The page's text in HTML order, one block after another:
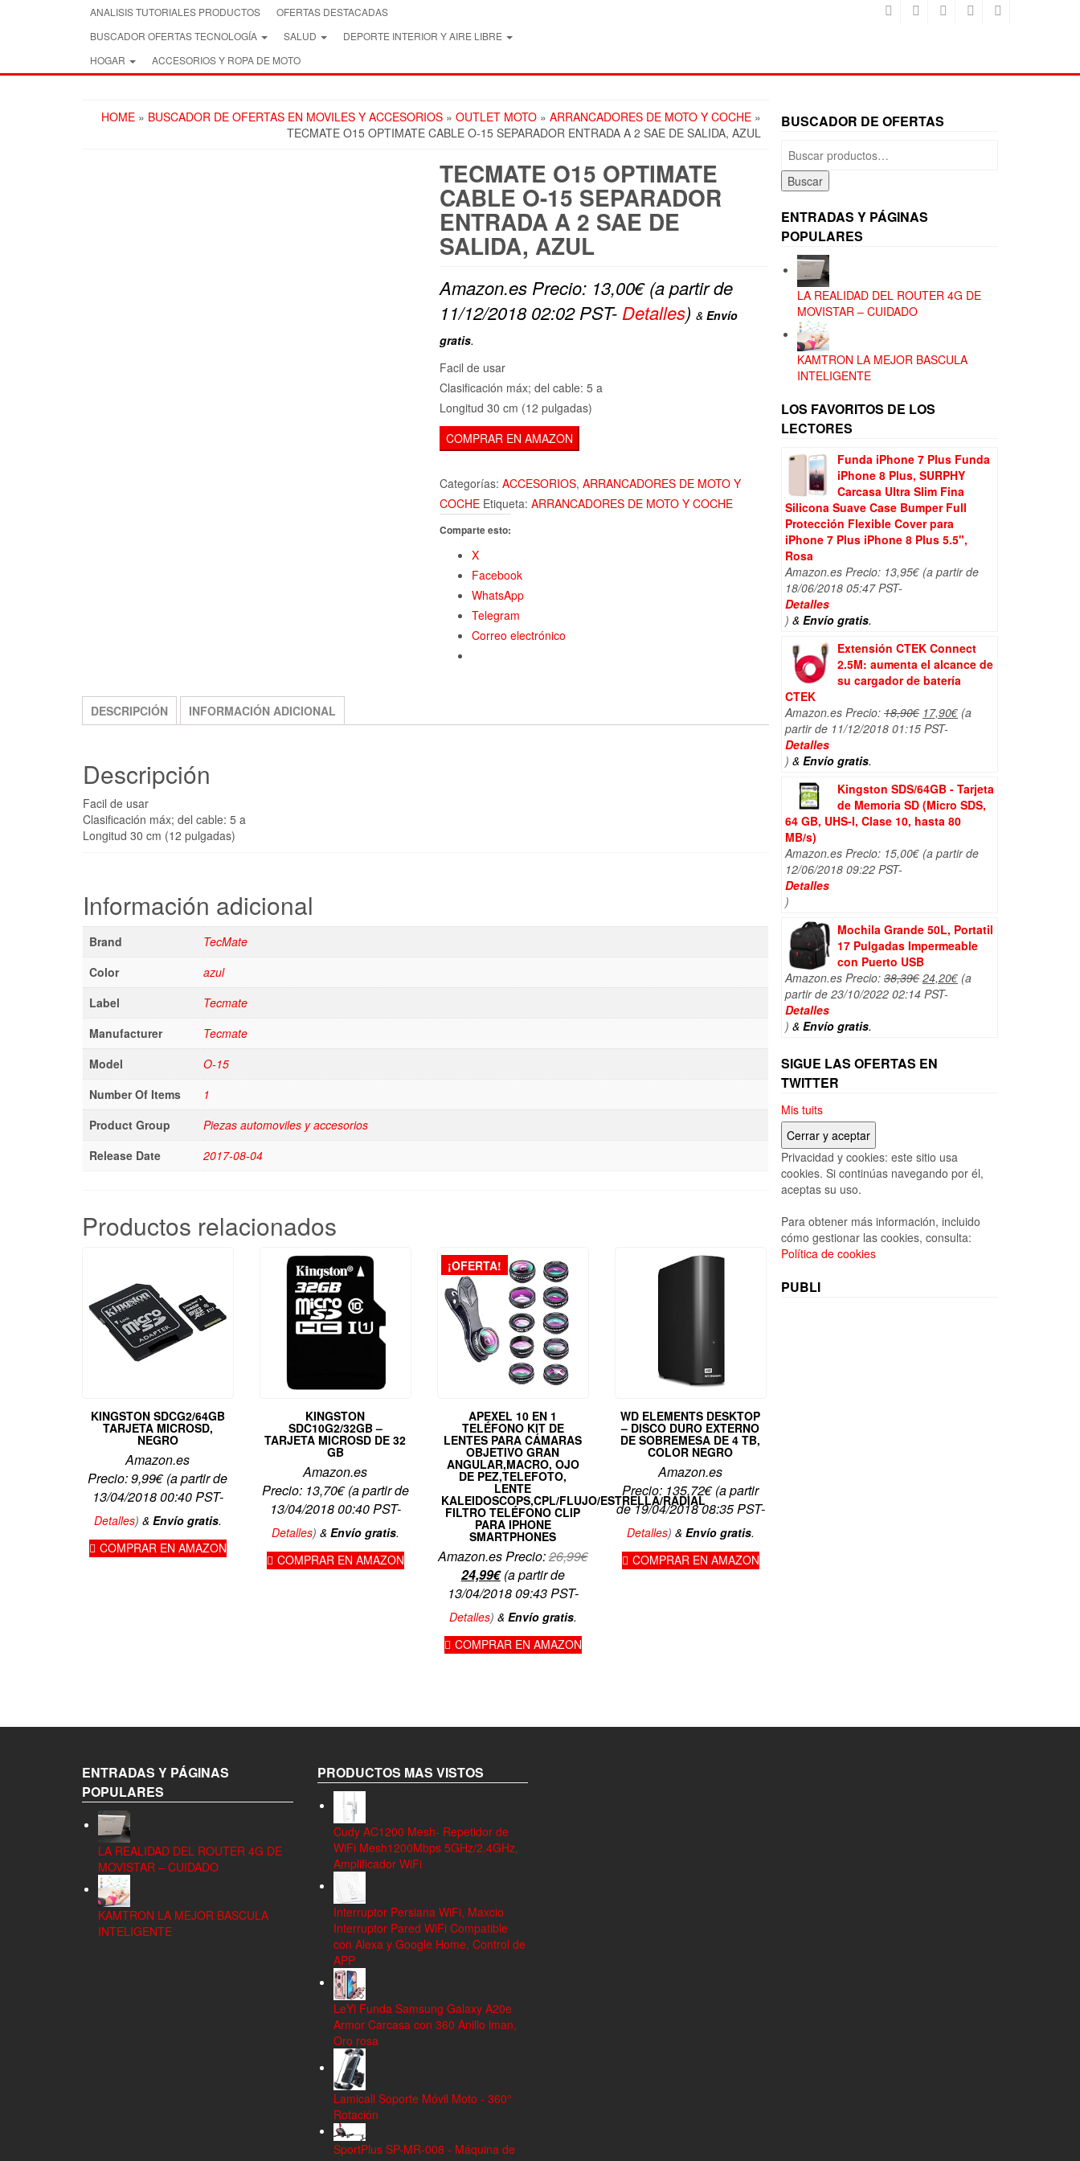
ANALISIS TUTORIALES PRODUCTOS
OFERTAS DESTACADAS
BUSCADOR OFERTAS TECNOLOGÍA
SALUD
DEPORTE INTERIOR Y AIRE LIBRE
HOGAR
ACCESORIOS Y ROPA DE MOTO
HOME » BUSCADOR DE OFERTAS EN MOVILES Y ACCESORIOS » OUTLET MOTO » ARRANCADORES DE MOTO Y COCHE »
TECMATE O15 OPTIMATE CABLE O-15 SEPARADOR ENTRADA A 2 SAE DE SALIDA, AZUL
TECMATE O15 OPTIMATE
CABLE O-15 SEPARADOR
ENTRADA A 2 SAE DE
SALIDA, AZUL
Amazon.es Precio: 13,00€(a partir de
11/12/2018 02:02 PST- Detalles) & Envío
gratis.
Facil de usar
Clasificación máx; del cable: 5 a
Longitud 30 cm (12 pulgadas)
COMPRAR EN AMAZON
Categorías: ACCESORIOS, ARRANCADORES DE MOTO Y
COCHE Etiqueta: ARRANCADORES DE MOTO Y COCHE
Comparte esto:
X
Facebook
WhatsApp
Telegram
Correo electrónico
DESCRIPCIÓN INFORMACIÓN ADICIONAL
Descripción
Facil de usar
Clasificación máx; del cable: 5 a
Longitud 30 cm (12 pulgadas)
Información adicional
Brand
TecMate
Color
azul
Label
Tecmate
Manufacturer
Tecmate
Model
O-15
Number Of Items
1
Product Group
Piezas automoviles y accesorios
Release Date
2017-08-04
Productos relacionados
KINGSTON SDCG2/64GB
TARJETA MICROSD,
NEGRO
Amazon.es
Precio:9,99€(a partir de
13/04/2018 00:40 PST-
Detalles) & Envío gratis.
COMPRAR EN AMAZON
KINGSTON
SDC10G2/32GB –
TARJETA MICROSD DE 32
GB
Amazon.es
Precio: 13,70€(a partir de
13/04/2018 00:40 PST-
Detalles) & Envío gratis.
COMPRAR EN AMAZON
¡OFERTA!
APEXEL 10 EN 1
TELÉFONO KIT DE
LENTES PARA CÁMARAS
OBJETIVO GRAN
ANGULAR,MACRO, OJO
DE PEZ,TELEFOTO,
LENTE
KALEIDOSCOPS,CPL/FLUJO/ESTRELLA/RADIAL
FILTRO TELÉFONO CLIP
PARA IPHONE
SMARTPHONES
Amazon.es Precio:26,99€
El
precio
original
26,99€.
24,99€El
precio
actual
24,99€.
(a partir de
13/04/2018 09:43 PST-
Detalles) & Envío gratis.
COMPRAR EN AMAZON
WD ELEMENTS DESKTOP
– DISCO DURO EXTERNO
DE SOBREMESA DE 4 TB,
COLOR NEGRO
Amazon.es
Precio: 135,72€(a partir
de 19/04/2018 08:35 PST-
Detalles) & Envío gratis.
COMPRAR EN AMAZON
BUSCADOR DE OFERTAS
Buscar
por:
Buscar
ENTRADAS Y PÁGINAS
POPULARES
LA REALIDAD DEL ROUTER 4G DE
MOVISTAR – CUIDADO
KAMTRON LA MEJOR BASCULA
INTELIGENTE
LOS FAVORITOS DE LOS
LECTORES
Funda iPhone 7 Plus Funda
iPhone 8 Plus, SURPHY
Carcasa Ultra Slim Fina
Silicona Suave Case Bumper Full
Protección Flexible Cover para
iPhone 7 Plus iPhone 8 Plus 5.5",
Rosa
Amazon.es Precio: 13,95€ (a partir de
18/06/2018 05:47 PST-
Detalles
) & Envío gratis.
Extensión CTEK Connect
2.5M: aumenta el alcance de
su cargador de batería
CTEK
Amazon.es Precio: 18,90€ El
precio
17,90€El(a
partir de 11/12/2018 01:15 PST-
Detalles
) & Envío gratis.
Kingston SDS/64GB - Tarjeta
de Memoria SD (Micro SDS,
64 GB, UHS-I, Clase 10, hasta 80
MB/s)
Amazon.es Precio: 15,00€ (a partir de
12/06/2018 09:22 PST-
Detalles
)
Mochila Grande 50L, Portatil
17 Pulgadas Impermeable
con Puerto USB
Amazon.es Precio: 38,39€ El
precio
24,20€El(a
partir de 23/10/2022 02:14 PST-
Detalles
) & Envío gratis.
SIGUE LAS OFERTAS EN
TWITTER
Mis tuits
Privacidad y cookies: este sitio usa
cookies. Si continúas navegando por él,
aceptas su uso.
Para obtener más información, incluido
cómo gestionar las cookies, consulta:
Política de cookies
PUBLI
ENTRADAS Y PÁGINAS
POPULARES
LA REALIDAD DEL ROUTER 4G DE
MOVISTAR – CUIDADO
KAMTRON LA MEJOR BASCULA
INTELIGENTE
PRODUCTOS MAS VISTOS
Cudy AC1200 Mesh- Repetidor de
WiFi Mesh1200Mbps 5GHz/2.4GHz,
Amplificador WiFi
Interruptor Persiana WiFi, Maxcio
Interruptor Pared WiFi Compatible
con Alexa y Google Home, Control de
APP
LeYi Funda Samsung Galaxy A20e
Armor Carcasa con 360 Anillo iman,
Oro rosa
Lamicall Soporte Móvil Moto - 360°
Rotación
SportPlus SP-MR-008 - Máquina de